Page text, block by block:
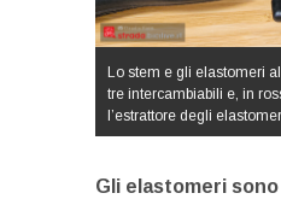
Lo stem e gli elastomeri
tre intercambiabili e, in
l’estrattore degli
Gli elastomeri